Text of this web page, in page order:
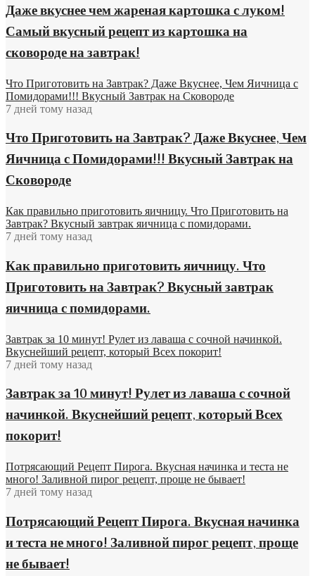
Даже вкуснее чем жареная картошка с луком!
Самый вкусный рецепт из картошка на
сковороде на завтрак!
Что Приготовить на Завтрак? Даже Вкуснее, Чем Яичница с
Помидорами!!! Вкусный Завтрак на Сковороде
7 дней тому назад
Что Приготовить на Завтрак? Даже Вкуснее, Чем
Яичница с Помидорами!!! Вкусный Завтрак на
Сковороде
Как правильно приготовить яичницу. Что Приготовить на
Завтрак? Вкусный завтрак яичница с помидорами.
7 дней тому назад
Как правильно приготовить яичницу. Что
Приготовить на Завтрак? Вкусный завтрак
яичница с помидорами.
Завтрак за 10 минут! Рулет из лаваша с сочной начинкой.
Вкуснейший рецепт, который Всех покорит!
7 дней тому назад
Завтрак за 10 минут! Рулет из лаваша с сочной
начинкой. Вкуснейший рецепт, который Всех
покорит!
Потрясающий Рецепт Пирога. Вкусная начинка и теста не
много! Заливной пирог рецепт, проще не бывает!
7 дней тому назад
Потрясающий Рецепт Пирога. Вкусная начинка
и теста не много! Заливной пирог рецепт, проще
не бывает!